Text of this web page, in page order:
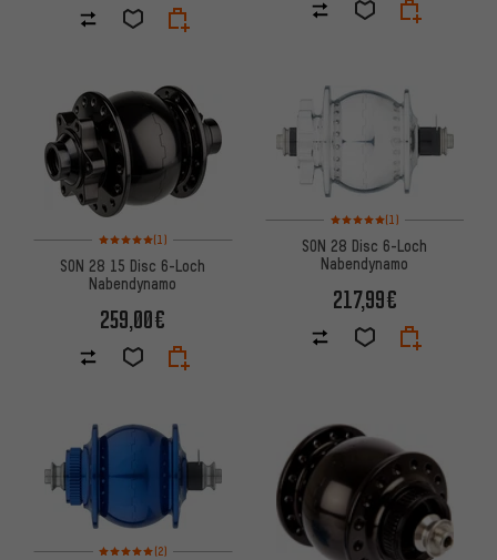
Bewertungen: 5 von 5 basierend auf 1 Bewertungen
(1)
SON 28 15 Disc 6-Loch
Nabendynamo
259,00€
Bewertungen: 5 von 5
(1)
SON 28 Disc 6-Loch
Nabendynamo
217,99€
Bewertungen: 5 von 5 basierend auf 2 Bewertungen
(2)